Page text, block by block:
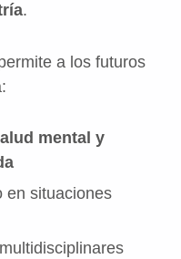
.
a los futuros
mental y
en situaciones